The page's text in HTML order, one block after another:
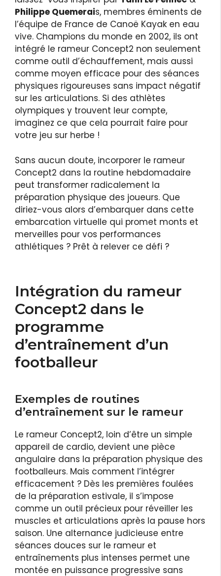
Philippe Quemerais, membres éminents de
l’équipe de France de Canoë Kayak en eau
vive. Champions du monde en 2002, ils ont
intégré le rameur Concept2 non seulement
comme outil d’échauffement, mais aussi
comme moyen efficace pour des séances
physiques rigoureuses sans impact négatif
sur les articulations. Si des athlètes
olympiques y trouvent leur compte,
imaginez ce que cela pourrait faire pour
votre jeu sur herbe !
Sans aucun doute, incorporer le rameur
Concept2 dans la routine hebdomadaire
peut transformer radicalement la
préparation physique des joueurs. Que
diriez-vous alors d’embarquer dans cette
embarcation virtuelle qui promet monts et
merveilles pour vos performances
athlétiques ? Prêt à relever ce défi ?
Intégration du rameur
Concept2 dans le
programme
d’entraînement d’un
footballeur
Exemples de routines
d’entraînement sur le rameur
Le rameur Concept2, loin d’être un simple
appareil de cardio, devient une pièce
angulaire dans la préparation physique des
footballeurs. Mais comment l’intégrer
efficacement ? Dès les premières foulées
de la préparation estivale, il s’impose
comme un outil précieux pour réveiller les
muscles et articulations après la pause hors
saison. Une alternance judicieuse entre
séances douces sur le rameur et
entraînements plus intenses permet une
montée en puissance progressive sans